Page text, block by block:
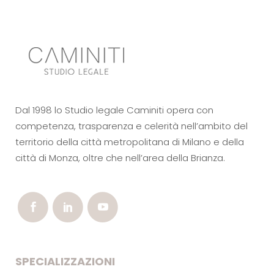
Dal 1998 lo Studio legale Caminiti opera con
competenza, trasparenza e celerità nell’ambito del
territorio della città metropolitana di Milano e della
città di Monza, oltre che nell’area della Brianza.
SPECIALIZZAZIONI